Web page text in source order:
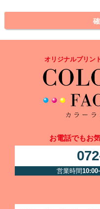
オリジナルプリン
お電話でもお
営業時間